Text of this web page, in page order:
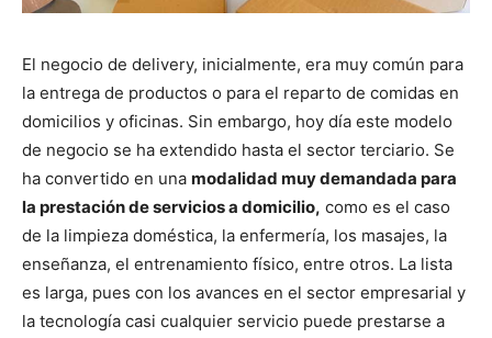
El negocio de delivery, inicialmente, era muy común para
la entrega de productos o para el reparto de comidas en
domicilios y oficinas. Sin embargo, hoy día este modelo
de negocio se ha extendido hasta el sector terciario. Se
ha convertido en una modalidad muy demandada para
la prestación de servicios a domicilio, como es el caso
de la limpieza doméstica, la enfermería, los masajes, la
enseñanza, el entrenamiento físico, entre otros. La lista
es larga, pues con los avances en el sector empresarial y
la tecnología casi cualquier servicio puede prestarse a